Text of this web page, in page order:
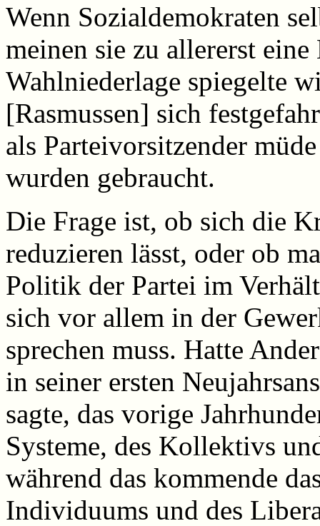
Wenn Sozialdemokraten
meinen sie zu allererst
Wahlniederlage spiegelte
[Rasmussen] sich
als Parteivorsitzender
wurden gebraucht.
Die Frage ist, ob sich die
reduzieren lässt, oder ob
Politik der Partei im
sich vor allem in der
sprechen muss. Hatte
in seiner ersten
sagte, das vorige
Systeme, des Kollektivs
während das kommende
Individuums und des